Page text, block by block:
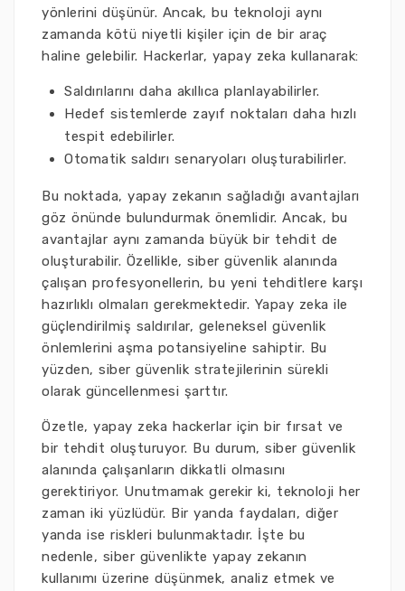
yönlerini düşünür. Ancak, bu teknoloji aynı
zamanda kötü niyetli kişiler için de bir araç
haline gelebilir. Hackerlar, yapay zeka kullanarak:
Saldırılarını daha akıllıca planlayabilirler.
Hedef sistemlerde zayıf noktaları daha hızlı
tespit edebilirler.
Otomatik saldırı senaryoları oluşturabilirler.
Bu noktada, yapay zekanın sağladığı avantajları
göz önünde bulundurmak önemlidir. Ancak, bu
avantajlar aynı zamanda büyük bir tehdit de
oluşturabilir. Özellikle, siber güvenlik alanında
çalışan profesyonellerin, bu yeni tehditlere karşı
hazırlıklı olmaları gerekmektedir. Yapay zeka ile
güçlendirilmiş saldırılar, geleneksel güvenlik
önlemlerini aşma potansiyeline sahiptir. Bu
yüzden, siber güvenlik stratejilerinin sürekli
olarak güncellenmesi şarttır.
Özetle, yapay zeka hackerlar için bir fırsat ve
bir tehdit oluşturuyor. Bu durum, siber güvenlik
alanında çalışanların dikkatli olmasını
gerektiriyor. Unutmamak gerekir ki, teknoloji her
zaman iki yüzlüdür. Bir yanda faydaları, diğer
yanda ise riskleri bulunmaktadır. İşte bu
nedenle, siber güvenlikte yapay zekanın
kullanımı üzerine düşünmek, analiz etmek ve